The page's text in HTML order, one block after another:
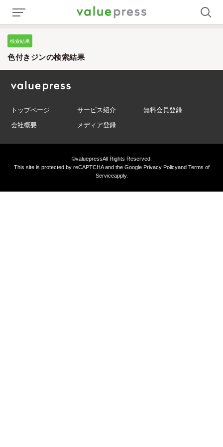
検索結果
色付きジンの検索結果
トップページ サービス紹介
無料会員登録
会社概要
メディア登録
©valuepressAll Rights Reserved.
This site is protected by reCAPTCHA and the GooglePrivacy Policyand Terms of
Serviceapply.